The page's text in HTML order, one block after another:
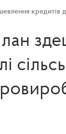
кредитів